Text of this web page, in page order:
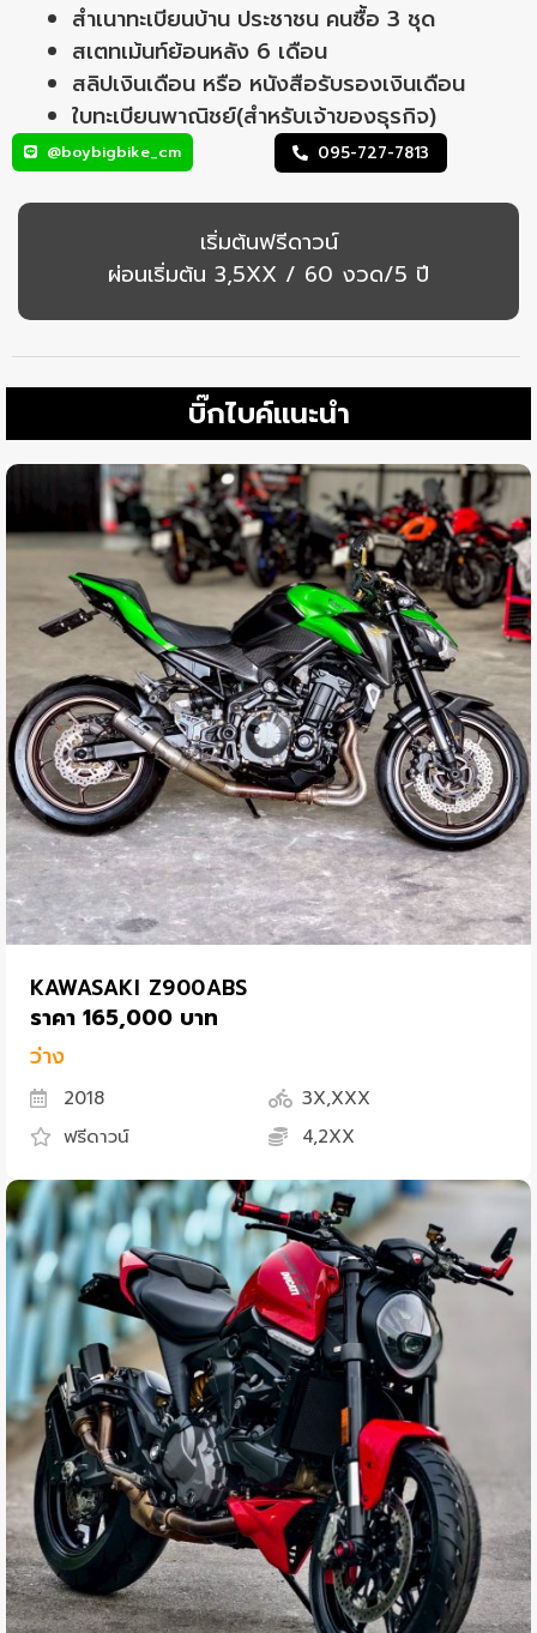
สำเนาทะเบียนบ้าน ประชาชน คนซื้อ 3 ชุด
สเตทเม้นท์ย้อนหลัง 6 เดือน
สลิปเงินเดือน หรือ หนังสือรับรองเงินเดือน
ใบทะเบียนพาณิชย์(สำหรับเจ้าของธุรกิจ)
@boybigbike_cm 095-727-7813
เริ่มต้นฟรีดาวน์
ผ่อนเริ่มต้น 3,5XX / 60 งวด/5 ปี
บิ๊กไบค์แนะนำ
KAWASAKI Z900ABS
ราคา 165,000 บาท
ว่าง
2018
3X,XXX
ฟรีดาวน์
4,2XX